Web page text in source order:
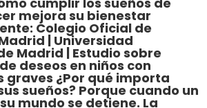
mejora su bienestar
Colegio Oficial de
| Universidad
Madrid | Estudio sobre
deseos en niños con
¿Por qué importa
sueños? Porque cuando un
mundo se detiene. La